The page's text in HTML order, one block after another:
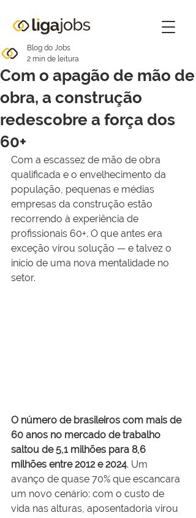
Com o apagão de mão de
obra, a construção
redescobre a força dos
60+
Blog do Jobs
2 min de leitura
Com a escassez de mão de obra
qualificada e o envelhecimento da
população, pequenas e médias
empresas da construção estão
recorrendo à experiência de
profissionais 60+. O que antes era
exceção virou solução — e talvez o
início de uma nova mentalidade no
setor.
O número de brasileiros com mais de
60 anos no mercado de trabalho
saltou de 5,1 milhões para 8,6
milhões entre 2012 e 2024. Um
avanço de quase 70% que escancara
um novo cenário: com o custo de
vida nas alturas, aposentadoria virou